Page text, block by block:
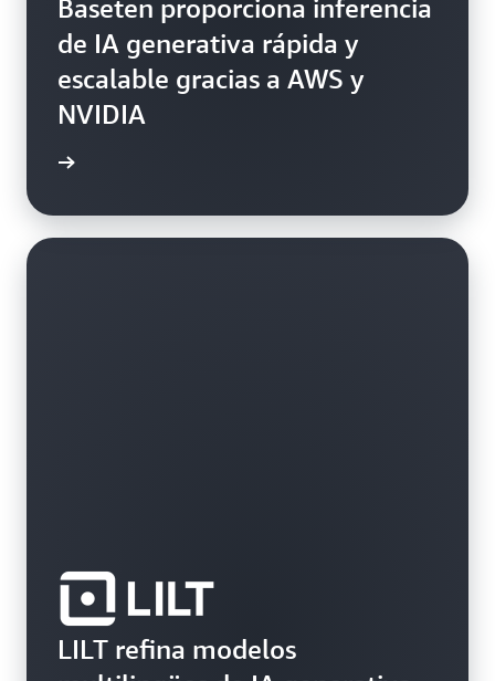
Baseten proporciona inferencia
de IA generativa rápida y
escalable gracias a AWS y
NVIDIA
LILT refina modelos